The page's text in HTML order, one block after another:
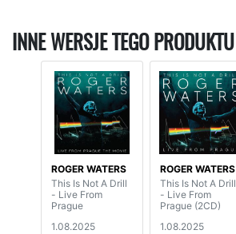
INNE WERSJE TEGO PRODUKTU
ROGER WATERS
This Is Not A Drill
- Live From
Prague
1.08.2025
ROGER WATERS
This Is Not A Drill
- Live From
Prague (2CD)
1.08.2025